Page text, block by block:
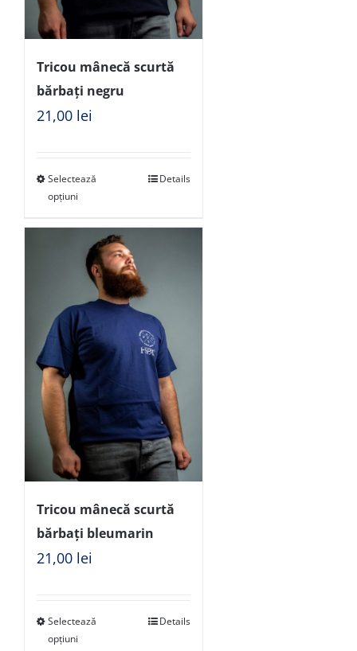
Tricou mânecă scurtă
bărbați negru
21,00 lei
Selectează
opțiuni
Details
Tricou mânecă scurtă
bărbați bleumarin
21,00 lei
Selectează
opțiuni
Details